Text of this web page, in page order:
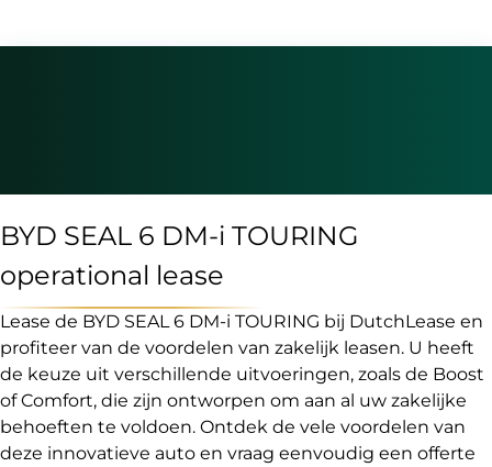
BYD SEAL 6 DM-i TOURING
operational lease
Lease de BYD SEAL 6 DM-i TOURING bij DutchLease en
profiteer van de voordelen van zakelijk leasen. U heeft
de keuze uit verschillende uitvoeringen, zoals de Boost
of Comfort, die zijn ontworpen om aan al uw zakelijke
behoeften te voldoen. Ontdek de vele voordelen van
deze innovatieve auto en vraag eenvoudig een offerte